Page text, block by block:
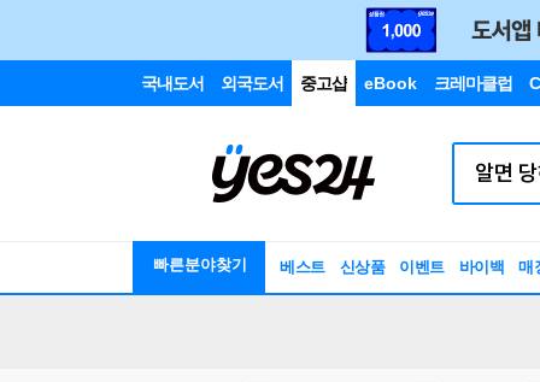
국내도서 외국도서 중고샵 eBook 크레마클럽
빠른분야찾기 베스트 신상품 이벤트 바이백 매